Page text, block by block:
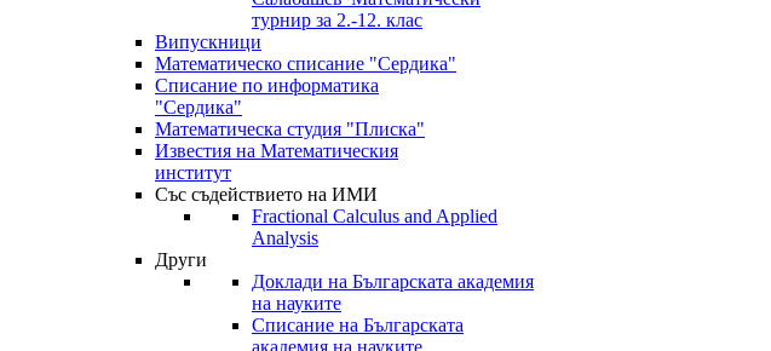
турнир за 2.-12. клас
Випускници
Математическо списание "Сердика"
Списание по информатика
"Сердика"
Математическа студия "Плиска"
Известия на Математическия
институт
Със съдействието на ИМИ
Fractional Calculus and Applied
Analysis
Други
Доклади на Българската академия
на науките
Списание на Българската
академия на науките